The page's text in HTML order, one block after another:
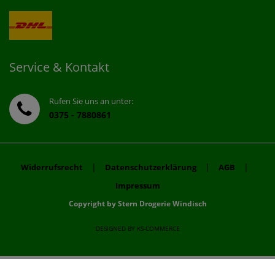
Service & Kontakt
Rufen Sie uns an unter:
0375 - 7880861
Widerrufsrecht | Datenschutzerklärung | AGB |
Impressum
Copyright by Stern Drogerie Windisch
DESIGNED BY KS-COMMERCE